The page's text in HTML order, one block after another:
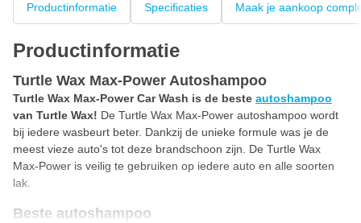
Productinformatie Specificaties Maak je aankoop
Productinformatie
Turtle Wax Max-Power Autoshampoo
Turtle Wax Max-Power Car Wash is de beste autoshampoo
van Turtle Wax! De Turtle Wax Max-Power autoshampoo wordt
bij iedere wasbeurt beter. Dankzij de unieke formule was je de
meest vieze auto's tot deze brandschoon zijn. De Turtle Wax
Max-Power is veilig te gebruiken op iedere auto en alle soorten
lak.
Beste autoshampoo